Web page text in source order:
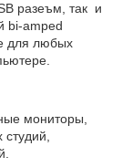
разеъм, так и
bi-amped
для любых
мониторы,